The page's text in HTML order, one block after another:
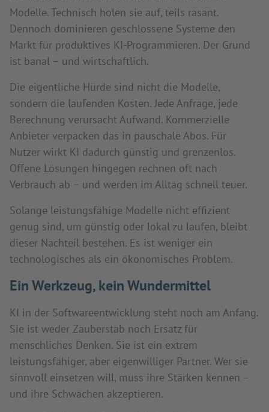
Modelle. Technisch holen sie auf, teils rasant.
Dennoch dominieren geschlossene Systeme den
Markt für produktives KI-Programmieren. Der Grund
ist banal – und wirtschaftlich.
Die eigentliche Hürde sind nicht die Modelle,
sondern die laufenden Kosten. Jede Anfrage, jede
Berechnung verursacht Aufwand. Kommerzielle
Anbieter verpacken das in pauschale Abos. Für
Nutzer wirkt KI dadurch günstig und grenzenlos.
Offene Lösungen hingegen rechnen oft nach
Verbrauch ab – und werden im Alltag schnell teuer.
Solange leistungsfähige Modelle nicht effizient
genug sind, um günstig oder lokal zu laufen, bleibt
dieser Nachteil bestehen. Es ist weniger ein
technologisches als ein ökonomisches Problem.
Ein Werkzeug, kein Wundermittel
KI in der Softwareentwicklung steht noch am Anfang.
Sie ist weder Zauberstab noch Ersatz für
menschliches Denken. Sie ist ein extrem
leistungsfähiger, aber eigenwilliger Partner. Wer sie
sinnvoll einsetzen will, muss ihre Stärken kennen –
und ihre Schwächen akzeptieren.